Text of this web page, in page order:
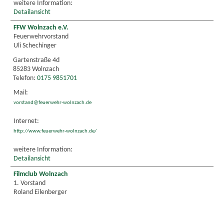
weitere Information:
Detailansicht
FFW Wolnzach e.V.
Feuerwehrvorstand
Uli Schechinger
Gartenstraße 4d
85283 Wolnzach
Telefon: 0175 9851701
Mail:
vorstand@feuerwehr-wolnzach.de
Internet:
http://www.feuerwehr-wolnzach.de/
weitere Information:
Detailansicht
Filmclub Wolnzach
1. Vorstand
Roland Eilenberger